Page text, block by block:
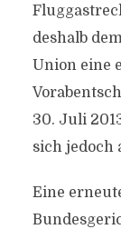
deshalb
Union eine
30. Juli
sich jedoch
Eine